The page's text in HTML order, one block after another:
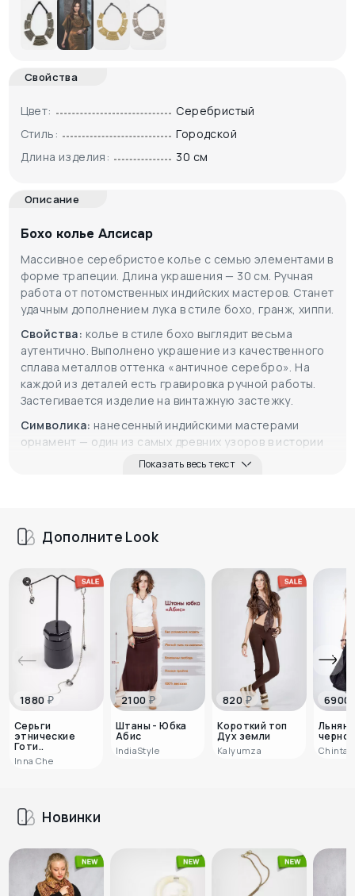
Свойства
Цвет:
Серебристый
Стиль:
Городской
Длина изделия:
30 см
Описание
Бохо колье Алсисар
Массивное серебристое колье с семью элементами в
форме трапеции. Длина украшения — 30 см. Ручная
работа от потомственных индийских мастеров. Станет
удачным дополнением лука в стиле бохо, гранж, хиппи.
Свойства: колье в стиле бохо выглядит весьма
аутентично. Выполнено украшение из качественного
сплава металлов оттенка «античное серебро». На
каждой из деталей есть гравировка ручной работы.
Застегивается изделие на винтажную застежку.
Символика: нанесенный индийскими мастерами
орнамент — один из самых древних узоров в истории
Показать весь текст
Дополните Look
1880 ₽
Серьги
этнические
Готи..
Inna Che
2100 ₽
Штаны - Юбка
Абис
IndiaStyle
820₽
Короткий топ
Дух земли
Kalyumza
6900
Новинки